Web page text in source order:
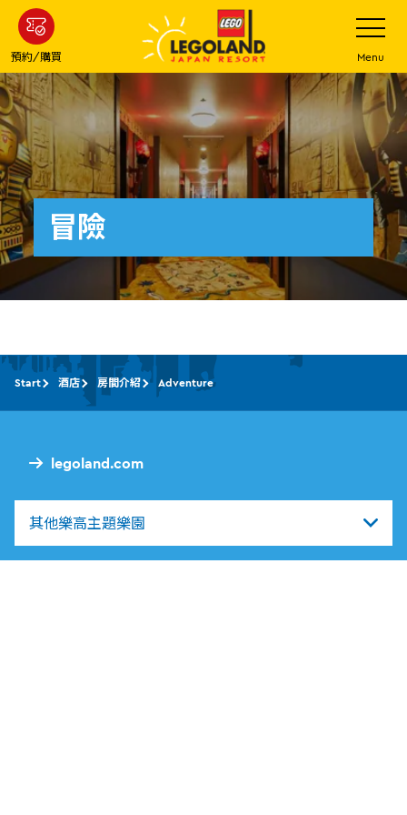
步
主
要
內
容
預約/購買
打
開
網
站
菜
單
Menu
冒險
legoland.com
其他樂高主題樂園
Start 酒店 房間介紹 Adventure